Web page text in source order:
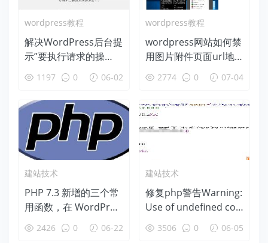
wordpress教程
解决WordPress后台提
示”要执行请求的操
作，WordPress需要访
问您网页服务器的权
限”
1197 0 06-02
wordpress教程
wordpress网站如何禁
用图片附件页面url地
址 2774 0 07-04
建站技术
PHP 7.3 新增的三个常
用函数，在 WordPres
s 中可以立即使用
2426 0 06-22
建站技术
修复php警告Warning:
Use of undefined con
stant GMT – assumed
‘GMT’ (this will throw
3506 0 06-05